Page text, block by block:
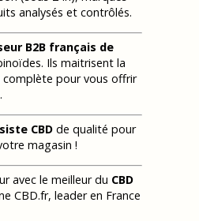
analysés et contrôlés.
B2B français de
Ils maitrisent la
pour vous offrir
CBD de qualité pour
magasin !
avec le meilleur du CBD
CBD.fr, leader en France